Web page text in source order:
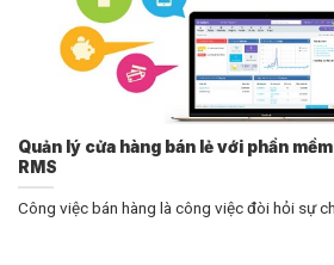
Quản lý cửa hàng bán lẻ với phần
RMS
Công việc bán hàng là công việc đòi hỏi sự